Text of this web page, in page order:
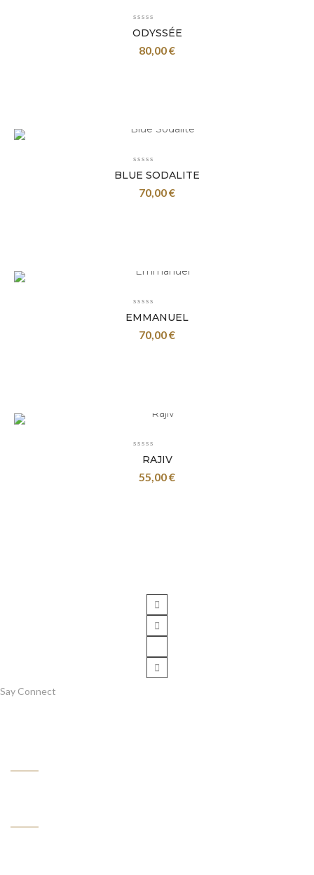
ODYSSÉE
80,00€
BLUE SODALITE
70,00€
EMMANUEL
70,00€
RAJIV
55,00€
Say Connect